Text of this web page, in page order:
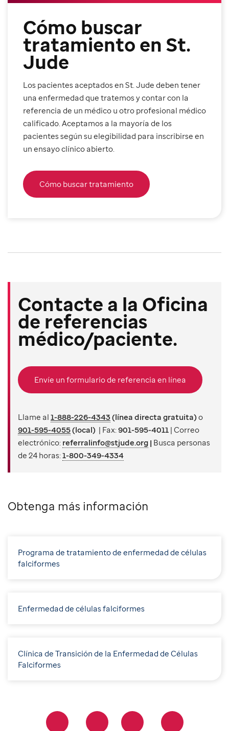
Cómo buscar
tratamiento en St.
Jude
Los pacientes aceptados en St. Jude deben tener
una enfermedad que tratemos y contar con la
referencia de un médico u otro profesional médico
calificado. Aceptamos a la mayoría de los
pacientes según su elegibilidad para inscribirse en
un ensayo clínico abierto.
Cómo buscar tratamiento
Contacte a la Oficina
de referencias
médico/paciente.
Envíe un formulario de referencia en línea
Llame al 1-888-226-4343 (línea directa gratuita)o
901-595-4055(local) | Fax:901-595-4011 | Correo
electrónico: referralinfo@stjude.org | Busca personas
de 24 horas:1-800-349-4334
Obtenga más información
Programa de tratamiento de enfermedad de células
falciformes
Enfermedad de células falciformes
Clínica de Transición de la Enfermedad de Células
Falciformes